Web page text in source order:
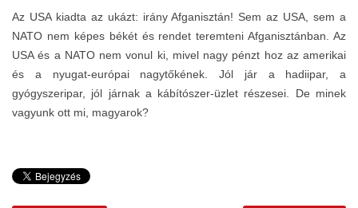
Az USA kiadta az ukázt: irány Afganisztán! Sem az USA, sem a
NATO nem képes békét és rendet teremteni Afganisztánban. Az
USA és a NATO nem vonul ki, mivel nagy pénzt hoz az amerikai
és a nyugat-európai nagytőkének. Jól jár a hadiipar, a
gyógyszeripar, jól járnak a kábítószer-üzlet részesei. De minek
vagyunk ott mi, magyarok?